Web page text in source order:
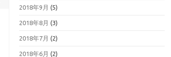
2018年9月 (5)
2018年8月 (3)
2018年7月 (2)
2018年6月 (2)